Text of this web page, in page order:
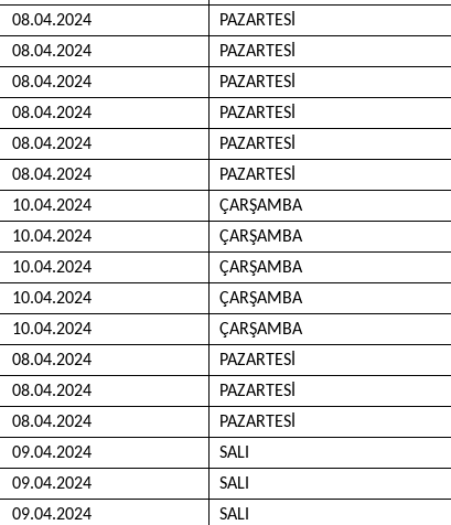
08.04.2024 PAZARTESİ
08.04.2024 PAZARTESİ
08.04.2024 PAZARTESİ
08.04.2024 PAZARTESİ
08.04.2024 PAZARTESİ
08.04.2024 PAZARTESİ
10.04.2024 ÇARŞAMBA
10.04.2024 ÇARŞAMBA
10.04.2024 ÇARŞAMBA
10.04.2024 ÇARŞAMBA
10.04.2024 ÇARŞAMBA
08.04.2024 PAZARTESİ
08.04.2024 PAZARTESİ
08.04.2024 PAZARTESİ
09.04.2024 SALI
09.04.2024 SALI
09.04.2024 SALI